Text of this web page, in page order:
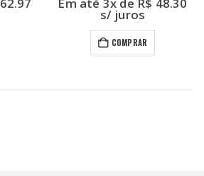
s/ juros
COMPRAR